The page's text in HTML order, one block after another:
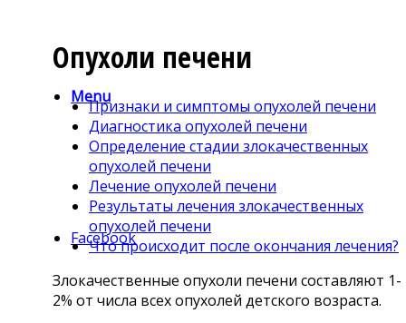
Menu
Facebook
Опухоли печени
Признаки и симптомы опухолей печени
Диагностика опухолей печени
Определение стадии злокачественных
опухолей печени
Лечение опухолей печени
Результаты лечения злокачественных
опухолей печени
Что происходит после окончания лечения?
Злокачественные опухоли печени составляют 1-
2% от числа всех опухолей детского возраста.